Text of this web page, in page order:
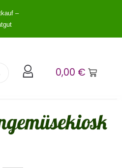
–
0,00 €